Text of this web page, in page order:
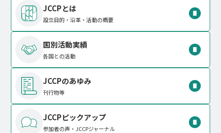
JCCPとは
設立目的・沿革・活動の概要
国別活動実績
各国との活動
JCCPのあゆみ
刊行物等
JCCPピックアップ
参加者の声・JCCPジャーナル